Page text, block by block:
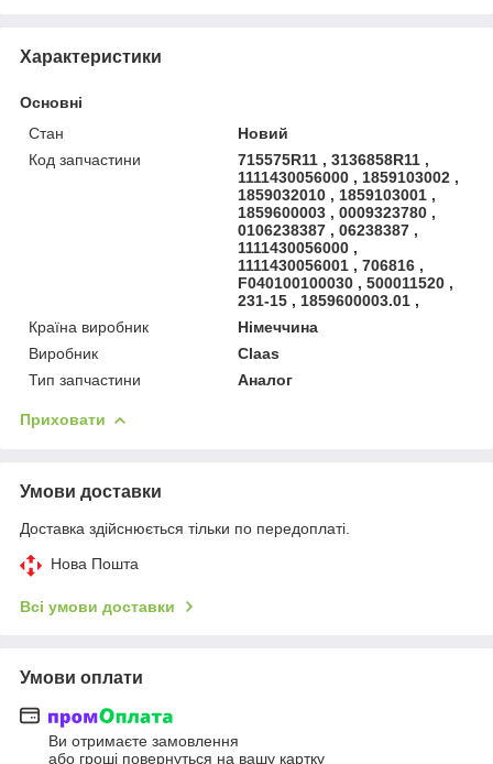
Характеристики
Основні
Стан
Новий
Код запчастини
715575R11 , 3136858R11 ,
1111430056000 , 1859103002 ,
1859032010 , 1859103001 ,
1859600003 , 0009323780 ,
0106238387 , 06238387 ,
1111430056000 ,
1111430056001 , 706816 ,
F040100100030 , 500011520 ,
231-15 , 1859600003.01 ,
Країна виробник
Німеччина
Виробник
Claas
Тип запчастини
Аналог
Приховати
Умови доставки
Доставка здійснюється тільки по передоплаті.
Нова Пошта
Всі умови доставки
Умови оплати
Ви отримаєте замовлення
або гроші повернуться на вашу картку